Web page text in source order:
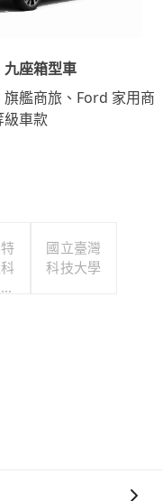
九座箱型車
艦商旅、Ford 家用商
車款
國立臺灣
科技大學